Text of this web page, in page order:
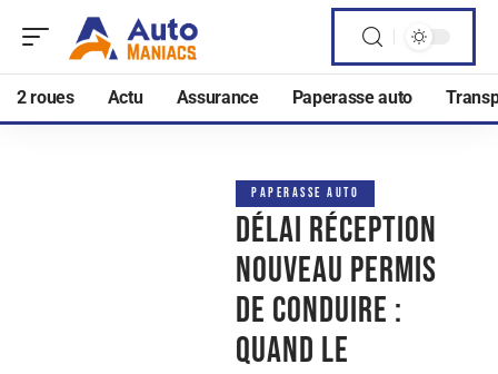
2 roues Actu Assurance Paperasse auto
PAPERASSE AUTO
Délai réception
nouveau permis
de conduire :
quand le